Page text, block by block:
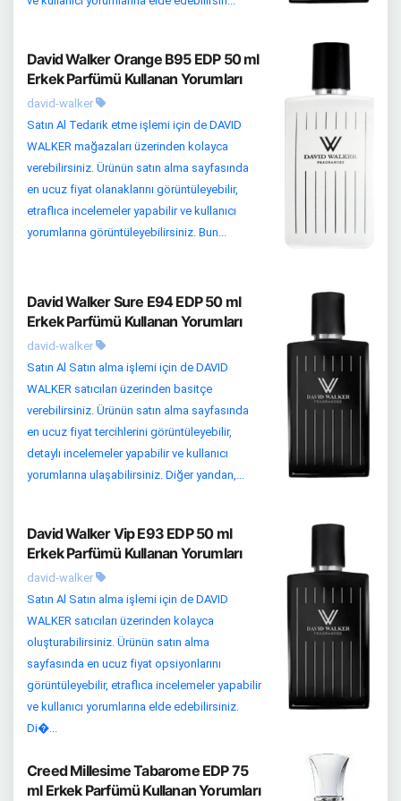
David Walker Orange B95 EDP 50 ml
Erkek Parfümü Kullanan Yorumları
david-walker
Satın Al Tedarik etme işlemi için de DAVID
WALKER mağazaları üzerinden kolayca
verebilirsiniz. Ürünün satın alma sayfasında
en ucuz fiyat olanaklarını görüntüleyebilir,
etraflıca incelemeler yapabilir ve kullanıcı
yorumlarına görüntüleyebilirsiniz. Bun...
David Walker Sure E94 EDP 50 ml
Erkek Parfümü Kullanan Yorumları
david-walker
Satın Al Satın alma işlemi için de DAVID
WALKER satıcıları üzerinden basitçe
verebilirsiniz. Ürünün satın alma sayfasında
en ucuz fiyat tercihlerini görüntüleyebilir,
detaylı incelemeler yapabilir ve kullanıcı
yorumlarına ulaşabilirsiniz. Diğer yandan,...
David Walker Vip E93 EDP 50 ml
Erkek Parfümü Kullanan Yorumları
david-walker
Satın Al Satın alma işlemi için de DAVID
WALKER satıcıları üzerinden kolayca
oluşturabilirsiniz. Ürünün satın alma
sayfasında en ucuz fiyat opsiyonlarını
görüntüleyebilir, etraflıca incelemeler yapabilir
ve kullanıcı yorumlarına elde edebilirsiniz.
Di�...
Creed Millesime Tabarome EDP 75
ml Erkek Parfümü Kullanan Yorumları